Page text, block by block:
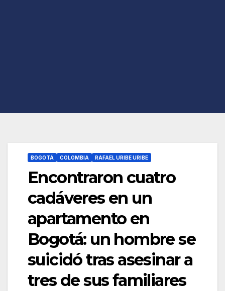
BOGOTÁ COLOMBIA RAFAEL URIBE URIBE
Encontraron cuatro
cadáveres en un
apartamento en
Bogotá: un hombre se
suicidó tras asesinar a
tres de sus familiares